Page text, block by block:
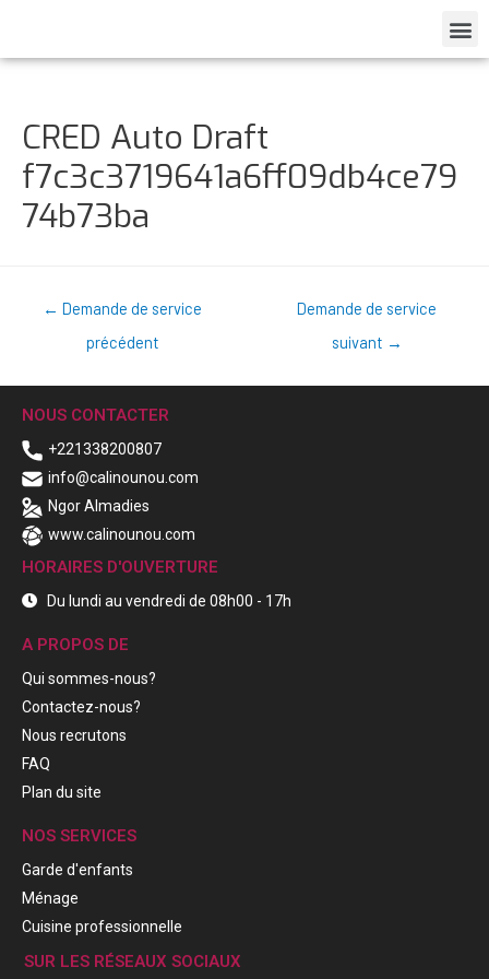
CRED Auto Draft
f7c3c3719641a6ff09db4ce79
74b73ba
← Demande de service
précédent
Demande de service
suivant →
NOUS CONTACTER
+221338200807
info@calinounou.com
Ngor Almadies
www.calinounou.com
HORAIRES D'OUVERTURE
Du lundi au vendredi de 08h00 - 17h
A PROPOS DE
Qui sommes-nous?
Contactez-nous?
Nous recrutons
FAQ
Plan du site
NOS SERVICES
Garde d'enfants
Ménage
Cuisine professionnelle
SUR LES RÉSEAUX SOCIAUX